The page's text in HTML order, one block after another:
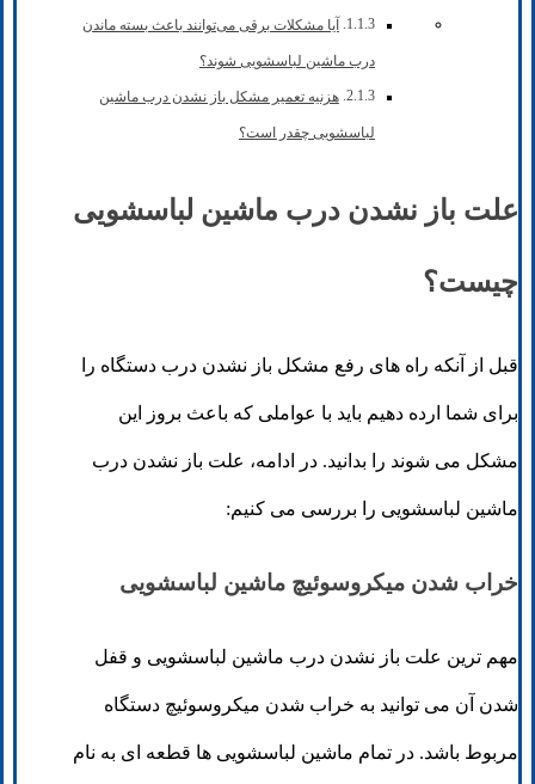
آیا مشکلات برقی می‌توانند باعث بسته ماندن
درب ماشین لباسشویی شوند؟
هزنیه تعمیر مشکل باز نشدن درب ماشین
لباسشویی چقدر است؟
علت باز نشدن درب ماشین لباسشویی
چیست؟
قبل از آنکه راه های رفع مشکل باز نشدن درب دستگاه را
برای شما ارده دهیم باید با عواملی که باعث بروز این
مشکل می شوند را بدانید. در ادامه، علت باز نشدن درب
ماشین لباسشویی را بررسی می کنیم:
خراب شدن میکروسوئیچ ماشین لباسشویی
مهم ترین علت باز نشدن درب ماشین لباسشویی و قفل
شدن آن می توانید به خراب شدن میکروسوئیچ دستگاه
مربوط باشد. در تمام ماشین لباسشویی ها قطعه ای به نام